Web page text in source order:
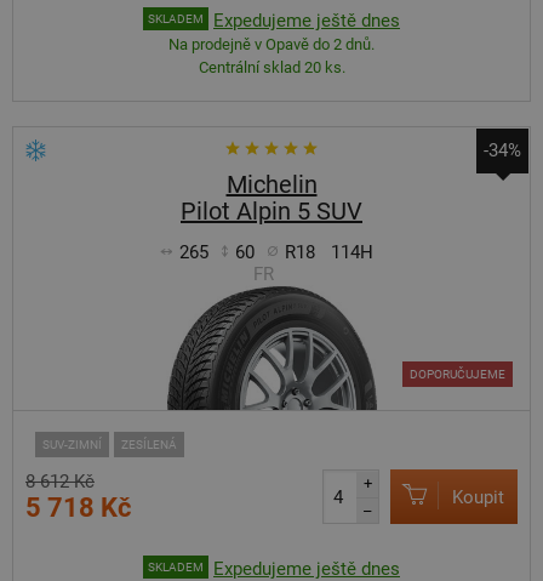
SKLADEM Expedujeme ještě dnes
Na prodejně v Opavě do 2 dnů.
Centrální sklad 20 ks.
-34%
Michelin
Pilot Alpin 5 SUV
265 60 R18
114H
FR
SUV-ZIMNÍ ZESÍLENÁ
DOPORUČUJEME
8 612 Kč
5 718 Kč
+
–
Koupit
SKLADEM Expedujeme ještě dnes